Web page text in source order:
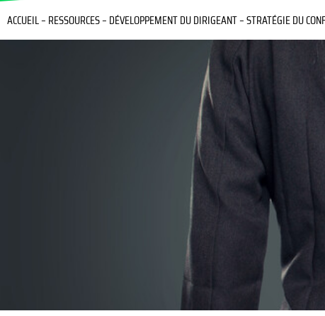
ACCUEIL– RESSOURCES– DÉVELOPPEMENT DU DIRIGEANT–STRATÉGIE DU